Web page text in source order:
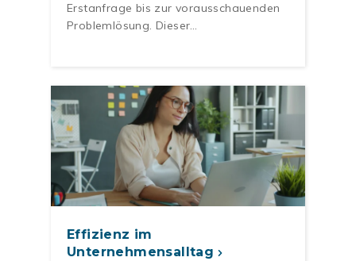
Erstanfrage bis zur vorausschauenden
Problemlösung. Dieser…
Effizienz im
Unternehmensalltag